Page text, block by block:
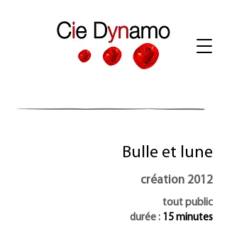
Bulle et lune
création 2012
tout public
durée : 15 minutes